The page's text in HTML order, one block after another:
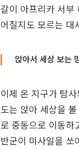
갈이 아프리카 서부
어질지도 모르는 대
앉아서 세상 보는
이제 온 지구가 탐
도는 앉아 세상을
로 중동으로 이동하
반군이 미사일을 쏘